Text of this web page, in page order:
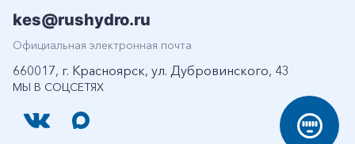
МЫ В СОЦСЕТЯХ
kes@rushydro.ru
Официальная электронная почта
660017, г. Красноярск, ул. Дубровинского, 43